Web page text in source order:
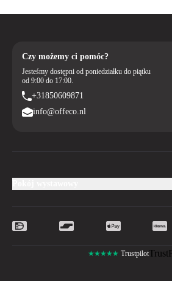
Czy możemy ci pomóc?
Jesteśmy dostępni od poniedziałku do piątku
od 9:00 do 17:00.
+31850609871
info@offeco.nl
★★★★★ Trustpilot